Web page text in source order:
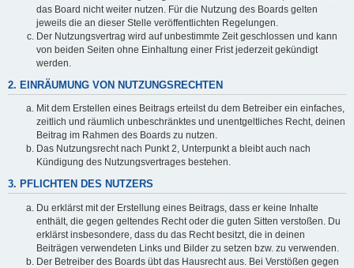
das Board nicht weiter nutzen. Für die Nutzung des Boards gelten
jeweils die an dieser Stelle veröffentlichten Regelungen.
Der Nutzungsvertrag wird auf unbestimmte Zeit geschlossen und kann
von beiden Seiten ohne Einhaltung einer Frist jederzeit gekündigt
werden.
2. EINRÄUMUNG VON NUTZUNGSRECHTEN
Mit dem Erstellen eines Beitrags erteilst du dem Betreiber ein einfaches,
zeitlich und räumlich unbeschränktes und unentgeltliches Recht, deinen
Beitrag im Rahmen des Boards zu nutzen.
Das Nutzungsrecht nach Punkt 2, Unterpunkt a bleibt auch nach
Kündigung des Nutzungsvertrages bestehen.
3. PFLICHTEN DES NUTZERS
Du erklärst mit der Erstellung eines Beitrags, dass er keine Inhalte
enthält, die gegen geltendes Recht oder die guten Sitten verstoßen. Du
erklärst insbesondere, dass du das Recht besitzt, die in deinen
Beiträgen verwendeten Links und Bilder zu setzen bzw. zu verwenden.
Der Betreiber des Boards übt das Hausrecht aus. Bei Verstößen gegen